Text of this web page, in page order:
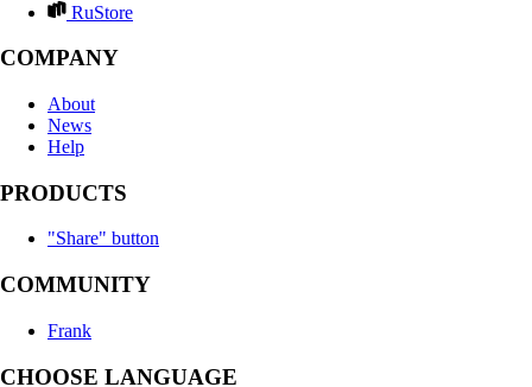
RuStore
COMPANY
About
News
Help
PRODUCTS
"Share" button
COMMUNITY
Frank
CHOOSE LANGUAGE